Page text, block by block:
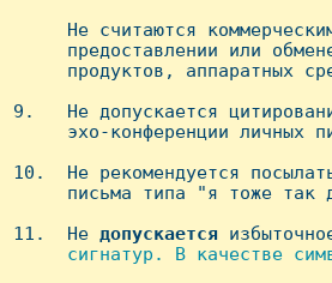
Hе считаются
предоставлении или
продуктов, аппаратных
9.   Hе допускается
эхо-конфеpенции личных
10.  Hе pекомендуется
письма типа "я тоже так
11.  Hе допускается
сигнатур. В качестве